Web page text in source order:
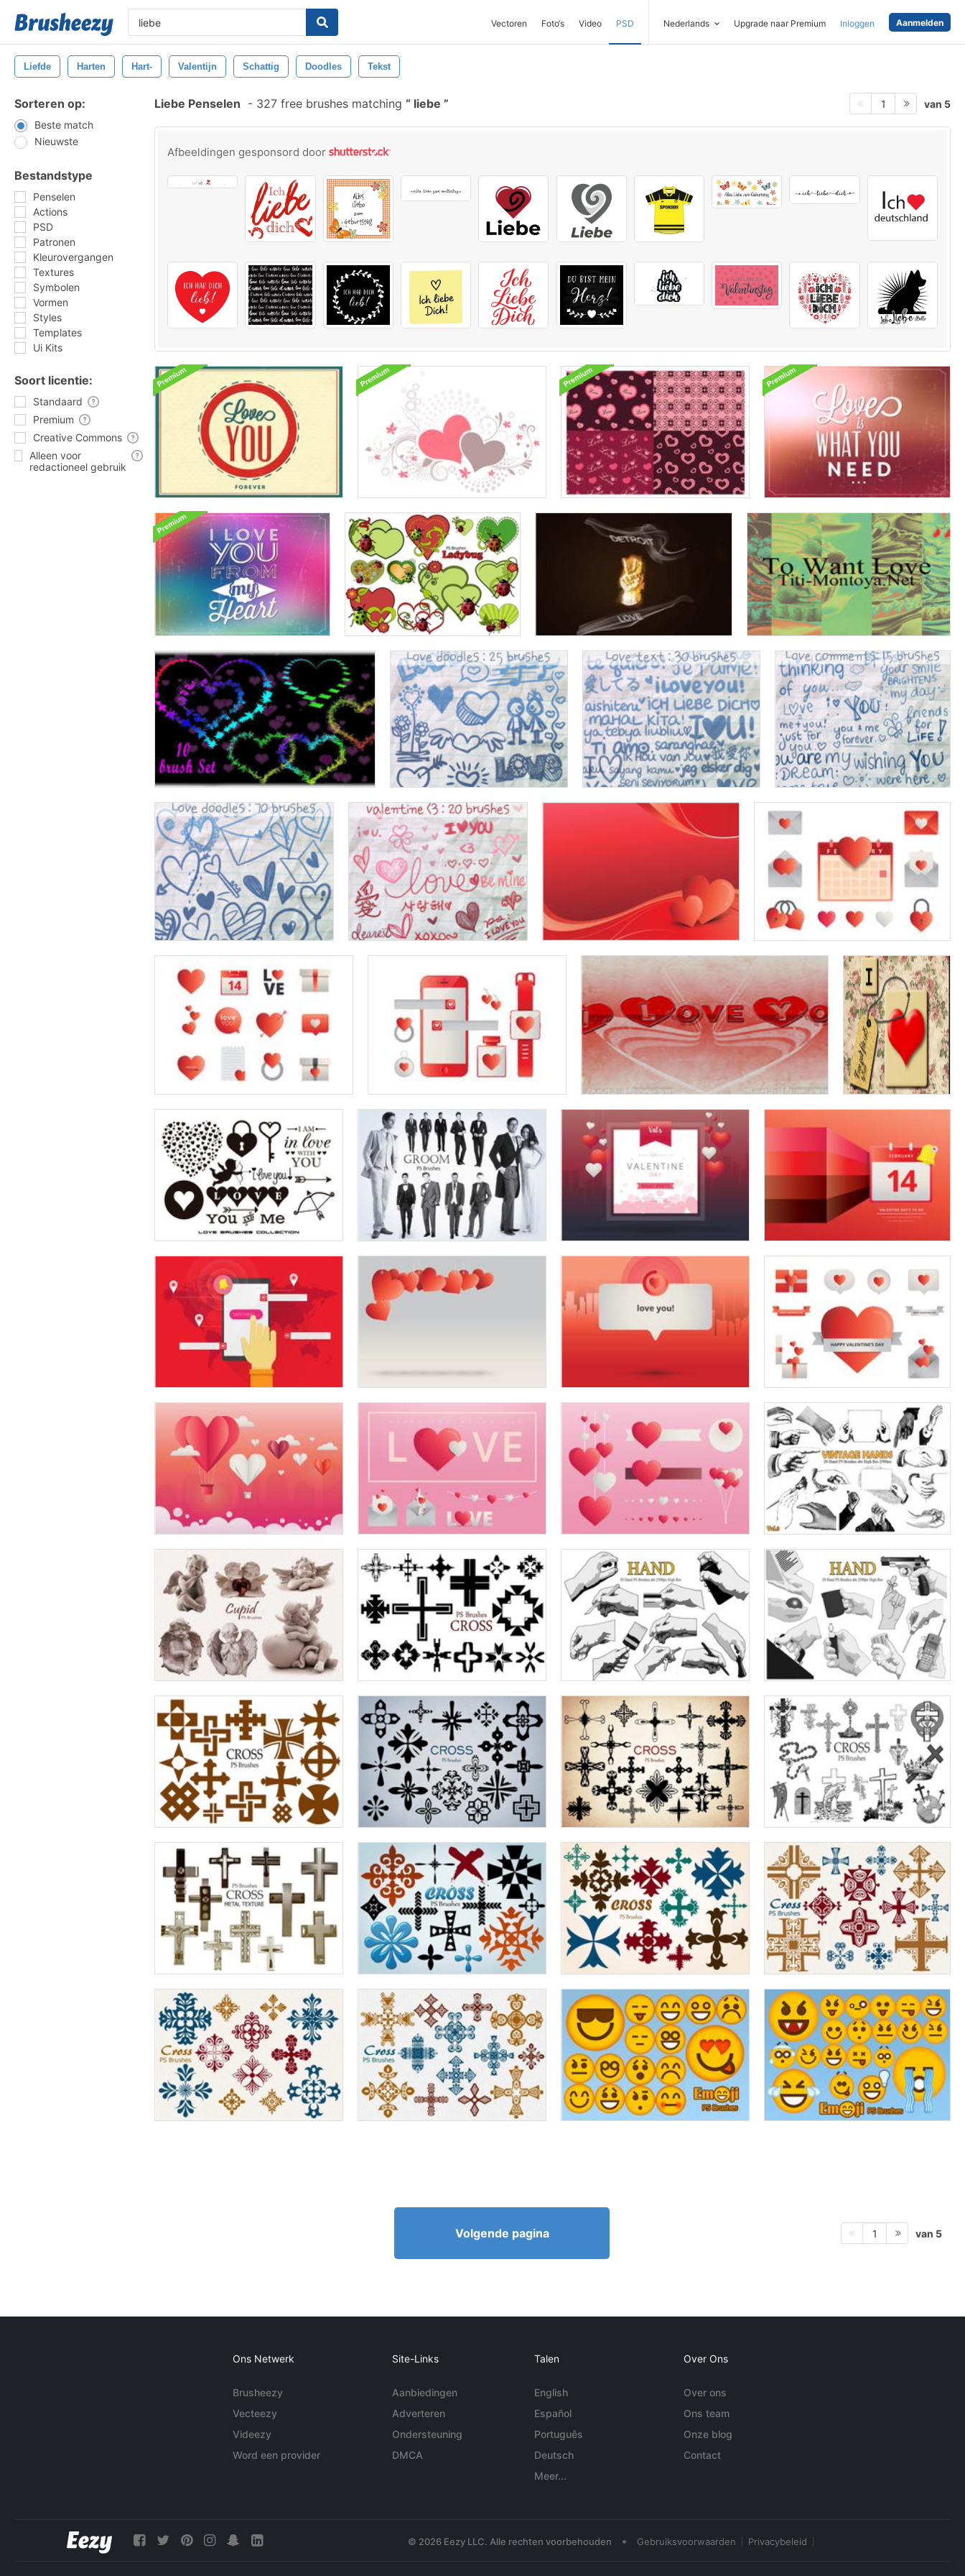
Vectoren Foto‘s Video PSD Nederlands Upgrade naar Premium Inloggen Aanmelden
Liefde Harten Hart- Valentijn Schattig Doodles Tekst
Sorteren op:
Beste match
Nieuwste
Bestandstype
Penselen
Actions
PSD
Patronen
Kleurovergangen
Textures
Symbolen
Vormen
Styles
Templates
Ui Kits
Soort licentie:
Standaard
Premium
Creative Commons
Alleen voor
redactioneel gebruik
Liebe Penselen - 327 free brushes matching liebe 1 van 5
Afbeeldingen gesponsord door
Volgende pagina 1 van 5
Ons Netwerk
Brusheezy
Vecteezy
Videezy
Word een provider
Site-Links
Aanbiedingen
Adverteren
Ondersteuning
DMCA
Talen
English
Español
Português
Deutsch
Meer...
Over Ons
Over ons
Ons team
Onze blog
Contact
© 2026 Eezy LLC. Alle rechten voorbehouden • Gebruiksvoorwaarden Privacybeleid